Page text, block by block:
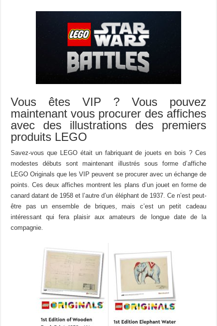
Vous êtes VIP ? Vous pouvez
maintenant vous procurer des affiches
avec des illustrations des premiers
produits LEGO
Savez-vous que LEGO était un fabriquant de jouets en bois ? Ces
modestes débuts sont maintenant illustrés sous forme d’affiche
LEGO Originals que les VIP peuvent se procurer avec un échange de
points. Ces deux affiches montrent les plans d’un jouet en forme de
canard datant de 1958 et l’autre d’un éléphant de 1937. Ce n’est peut-
être pas un ensemble de briques, mais c’est un petit cadeau
intéressant qui fera plaisir aux amateurs de longue date de la
compagnie.